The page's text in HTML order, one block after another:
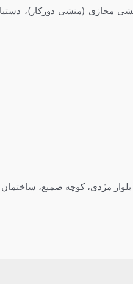
مجازی (منشی دورکار)،
مژدی، کوچه صمیع،